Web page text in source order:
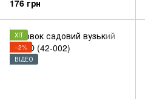
176 грн
ХІТ
−2%
ВІДЕО